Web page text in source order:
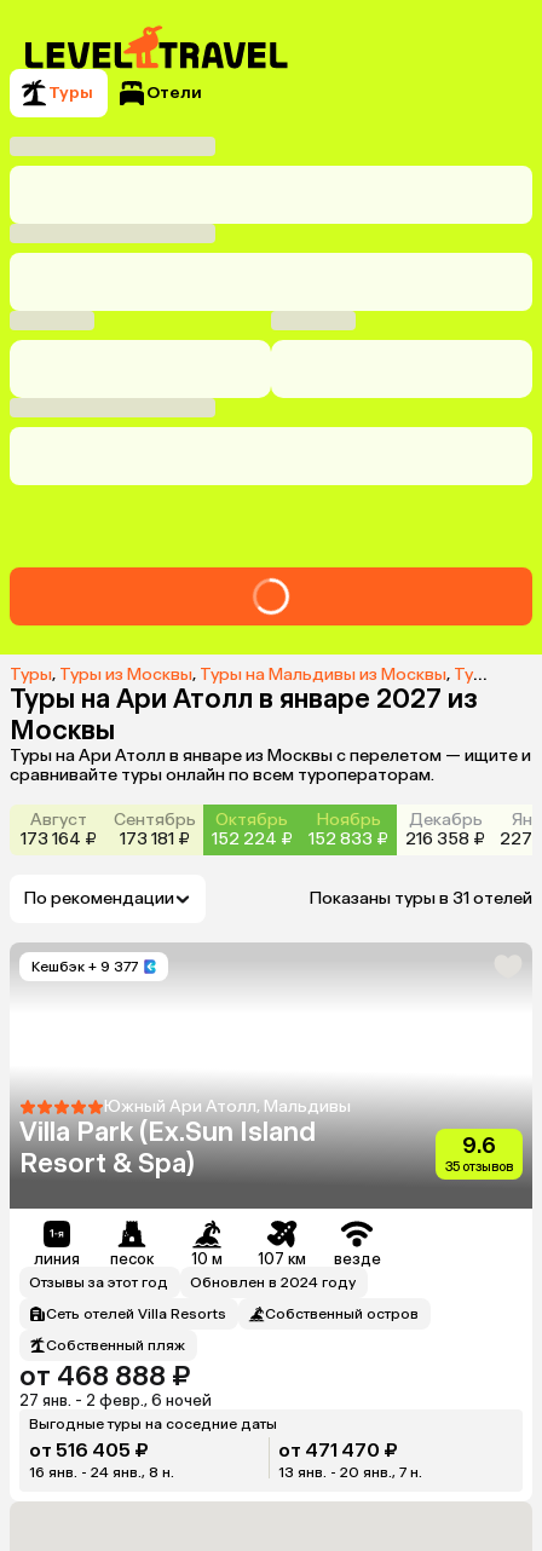
Туры Отели
Туры, Туры из Москвы, Туры на Мальдивы из Москвы, Туры в Ари Атолл из Москвы
Туры на Ари Атолл в январе 2027 из
Москвы
Туры на Ари Атолл в январе из Москвы с перелетом — ищите и
сравнивайте туры онлайн по всем туроператорам.
Август
173 164 ₽
Сентябрь
173 181 ₽
Октябрь
152 224 ₽
Ноябрь
152 833 ₽
Декабрь
216 358 ₽
227
По рекомендации Показаны туры в 31 отелей
Кешбэк + 9 377
Южный Ари Атолл, Мальдивы
Villa Park (Ex.Sun Island
Resort & Spa)
9.6
35 отзывов
линия песок 10 м 107 км везде
Отзывы за этот год
Обновлен в 2024 году
Сеть отелей Villa Resorts
Собственный остров
Собственный пляж
от 468 888 ₽
27 янв. - 2 февр., 6 ночей
Выгодные туры на соседние даты
от 516 405 ₽
16 янв. - 24 янв., 8 н.
от 471 470 ₽
13 янв. - 20 янв., 7 н.